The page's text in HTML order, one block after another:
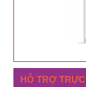
HỖ TRỢ